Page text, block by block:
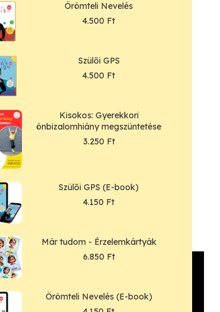
Örömteli Nevelés
4.500 Ft
Szülői GPS
4.500 Ft
Kisokos: Gyerekkori
önbizalomhiány megszüntetése
3.250 Ft
Szülői GPS (E-book)
4.150 Ft
Már tudom - Érzelemkártyák
6.850 Ft
Örömteli Nevelés (E-book)